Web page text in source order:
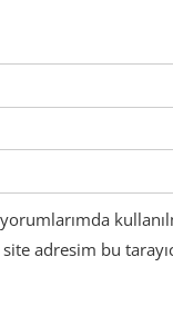
adresim bu